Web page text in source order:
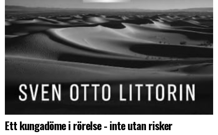
Ett kungadöme i rörelse - inte utan risker